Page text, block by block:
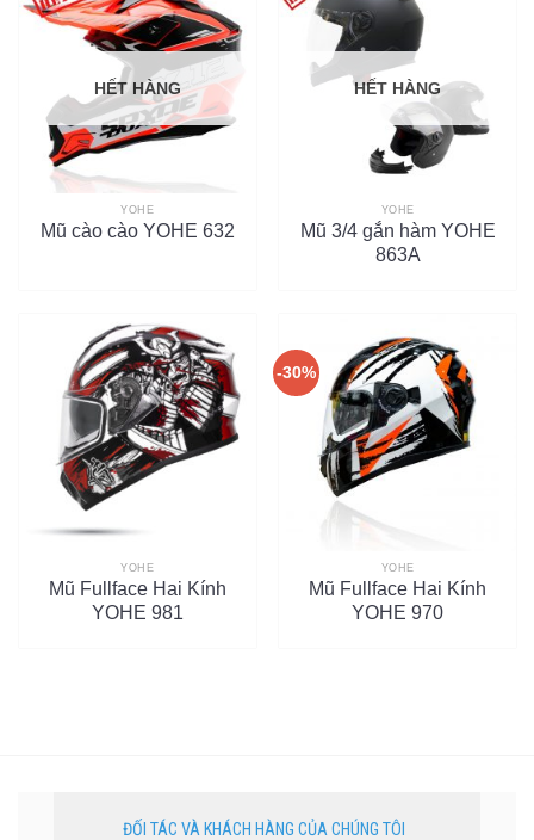
HẾT HÀNG
YOHE
Mũ cào cào YOHE 632
HẾT HÀNG
YOHE
Mũ 3/4 gắn hàm YOHE
863A
YOHE
Mũ Fullface Hai Kính
YOHE 981
-30%
YOHE
Mũ Fullface Hai Kính
YOHE 970
ĐỐI TÁC VÀ KHÁCH HÀNG CỦA CHÚNG TÔI